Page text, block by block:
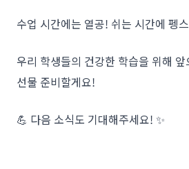
수업 시간에는 열공! 쉬는 시간에 펭
우리 학생들의 건강한 학습을 위해
선물 준비할게요!
💪 다음 소식도 기대해주세요! ✨